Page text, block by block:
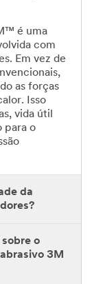
é uma
com
Em vez de
as forças
Isso
vida útil
para o
da
sobre o
3M